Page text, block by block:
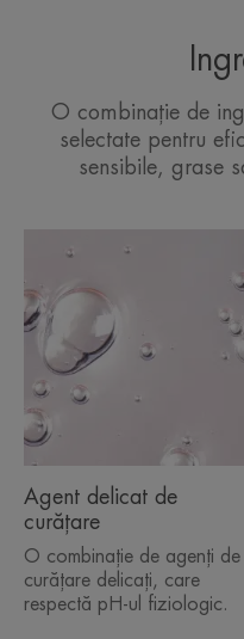
O combinație de
selectate pentru
sensibile, grase
Agent delicat de
curățare
O combinație de agenți de
curățare delicați, care
respectă pH-ul fiziologic.